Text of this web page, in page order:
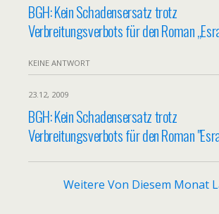
BGH: Kein Schadensersatz trotz
Verbreitungsverbots für den Roman
KEINE ANTWORT
23.12, 2009
BGH: Kein Schadensersatz trotz
Verbreitungsverbots für den Roman
Weitere Von Diesem Monat